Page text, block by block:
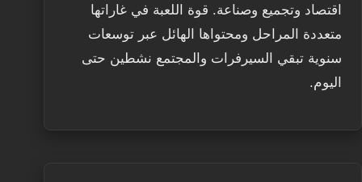
اقتصاد وتجميع وصناعة. قوة اللعبة في غاراتها
متعددة المراحل ومحتواها الهائل عبر توسعات
سنوية تبقي السيرفرات والمجتمع نشطين حتى
اليوم.